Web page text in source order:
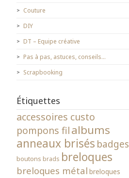
Couture
DIY
DT – Equipe créative
Pas à pas, astuces, conseils…
Scrapbooking
Étiquettes
accessoires custo
pompons filalbums
anneaux brisés badges
boutons brads breloques
breloques métal breloques